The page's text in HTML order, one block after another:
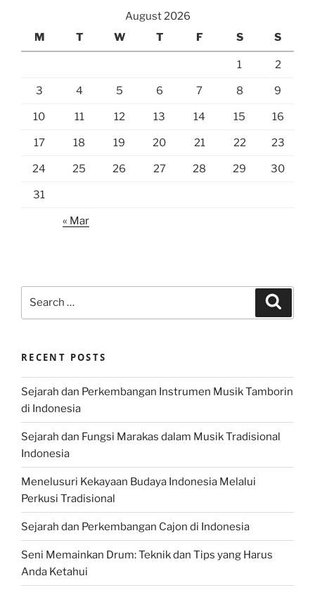
August 2026
M
T W T F S S
1 2
3 4 5 6 7 8 9
10 11 12 13 14 15 16
17 18 19 20 21 22 23
24 25 26 27 28 29 30
31
« Mar
RECENT POSTS
Sejarah dan Perkembangan Instrumen Musik Tamborin
di Indonesia
Sejarah dan Fungsi Marakas dalam Musik Tradisional
Indonesia
Menelusuri Kekayaan Budaya Indonesia Melalui
Perkusi Tradisional
Sejarah dan Perkembangan Cajon di Indonesia
Seni Memainkan Drum: Teknik dan Tips yang Harus
Anda Ketahui